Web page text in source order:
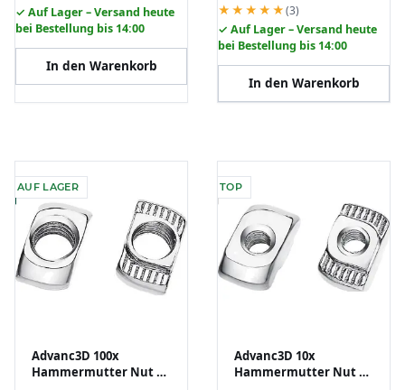
✓ Auf Lager – Versand heute
bei Bestellung bis 14:00
In den Warenkorb
★★★★★(3)
✓ Auf Lager – Versand heute
bei Bestellung bis 14:00
In den Warenkorb
AUF LAGER
Advanc3D 100x
Hammermutter Nut 6
TOP
Advanc3D 10x
Hammermutter Nut 6